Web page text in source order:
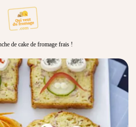
de cake de fromage frais !